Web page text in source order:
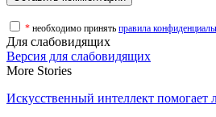
* необходимо принять правила
Для слабовидящих
Версия для слабовидящих
More Stories
Искусственный интеллект